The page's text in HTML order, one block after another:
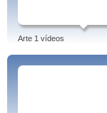
Arte 1 vídeos